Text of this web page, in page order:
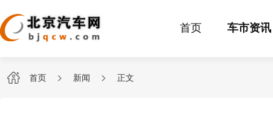
首页 车市资讯
首页 新闻 正文